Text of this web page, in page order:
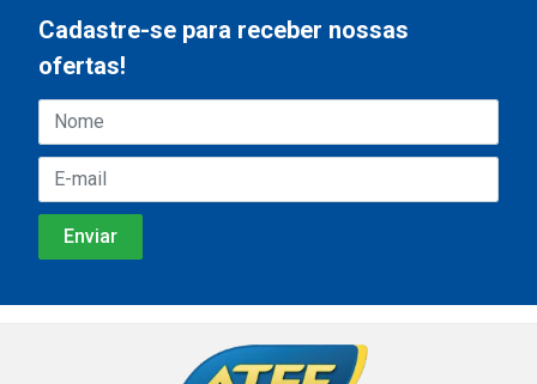
Cadastre-se para receber nossas
ofertas!